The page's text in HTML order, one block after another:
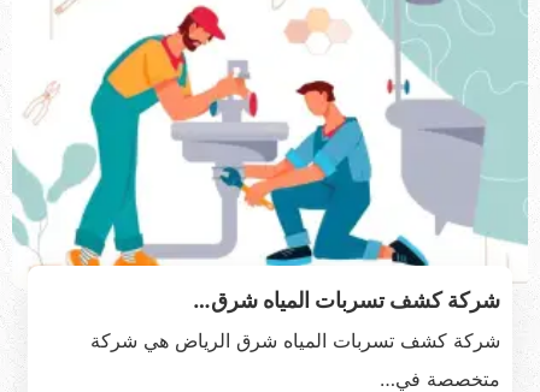
شركة كشف تسربات المياه شرق…
شركة كشف تسربات المياه شرق الرياض هي شركة
متخصصة في…